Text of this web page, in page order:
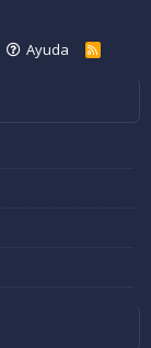
Ayuda
R